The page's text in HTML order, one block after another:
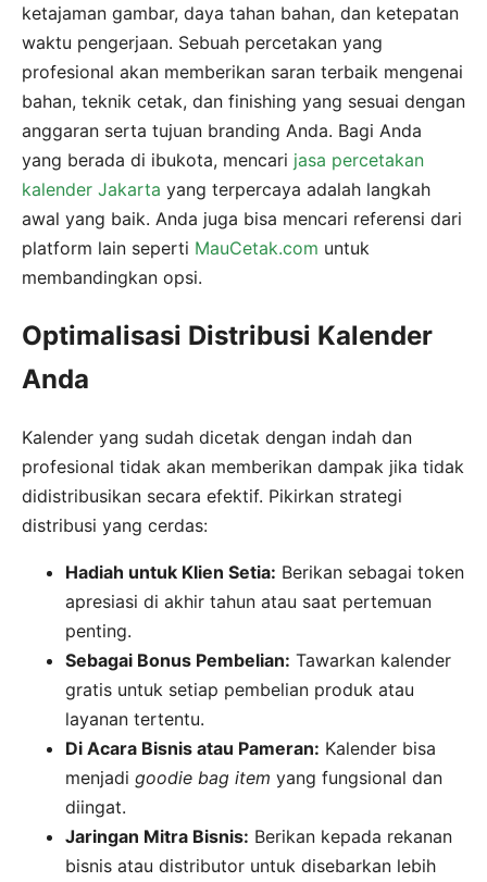
ketajaman gambar, daya tahan bahan, dan ketepatan
waktu pengerjaan. Sebuah percetakan yang
profesional akan memberikan saran terbaik mengenai
bahan, teknik cetak, dan finishing yang sesuai dengan
anggaran serta tujuan branding Anda. Bagi Anda
yang berada di ibukota, mencari jasa percetakan
kalender Jakarta yang terpercaya adalah langkah
awal yang baik. Anda juga bisa mencari referensi dari
platform lain seperti MauCetak.com untuk
membandingkan opsi.
Optimalisasi Distribusi Kalender
Anda
Kalender yang sudah dicetak dengan indah dan
profesional tidak akan memberikan dampak jika tidak
didistribusikan secara efektif. Pikirkan strategi
distribusi yang cerdas:
Hadiah untuk Klien Setia: Berikan sebagai token
apresiasi di akhir tahun atau saat pertemuan
penting.
Sebagai Bonus Pembelian: Tawarkan kalender
gratis untuk setiap pembelian produk atau
layanan tertentu.
Di Acara Bisnis atau Pameran: Kalender bisa
menjadi goodie bag item yang fungsional dan
diingat.
Jaringan Mitra Bisnis: Berikan kepada rekanan
bisnis atau distributor untuk disebarkan lebih